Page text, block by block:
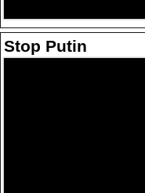
Stop Putin